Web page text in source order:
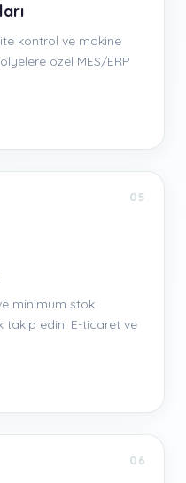
kontrol ve makine
özel MES/ERP
05
minimum stok
takip edin. E-ticaret ve
06